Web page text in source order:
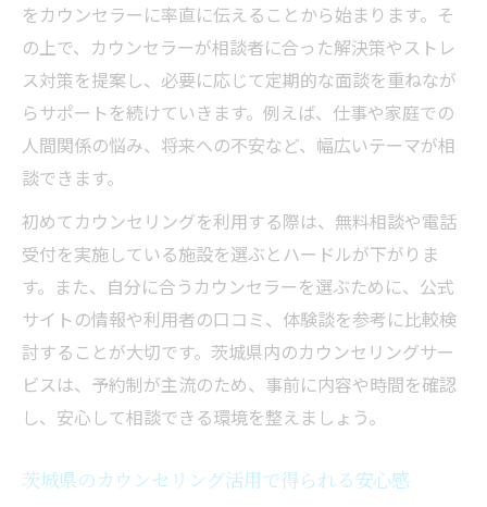
自分に合うカウンセリング施設の特徴を比
較
カウンセリング初心者におすすめの相談方
法
もしストレスに悩んだら茨城県で相談を始める
には
ストレス時にカウンセリングを利用する流
れ
茨城県でカウンセリングを受ける際の注意
点
カウンセリングでストレス軽減の第一歩を
踏む
セラピーとカウンセリングの違いを知る重
をカウンセラーに率直に伝えることから始まります。そ
の上で、カウンセラーが相談者に合った解決策やストレ
ス対策を提案し、必要に応じて定期的な面談を重ねなが
らサポートを続けていきます。例えば、仕事や家庭での
人間関係の悩み、将来への不安など、幅広いテーマが相
談できます。
初めてカウンセリングを利用する際は、無料相談や電話
受付を実施している施設を選ぶとハードルが下がりま
す。また、自分に合うカウンセラーを選ぶために、公式
サイトの情報や利用者の口コミ、体験談を参考に比較検
討することが大切です。茨城県内のカウンセリングサー
ビスは、予約制が主流のため、事前に内容や時間を確認
し、安心して相談できる環境を整えましょう。
茨城県のカウンセリング活用で得られる安心感